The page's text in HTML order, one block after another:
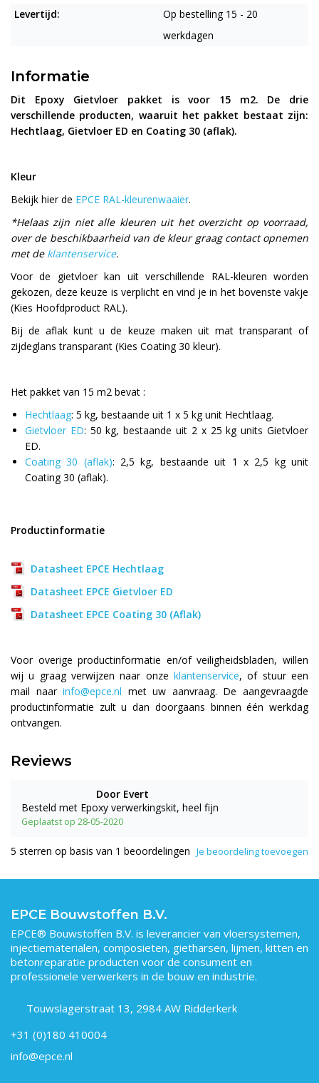
Levertijd:
Op bestelling 15 - 20
werkdagen
Informatie
Dit Epoxy Gietvloer pakket is voor 15 m2. De drie
verschillende producten, waaruit het pakket bestaat zijn:
Hechtlaag, Gietvloer ED en Coating 30 (aflak).
Kleur
Bekijk hier de EPCE RAL-kleurenwaaier.
*Helaas zijn niet alle kleuren uit het overzicht op voorraad,
over de beschikbaarheid van de kleur graag contact opnemen
met de klantenservice.
Voor de gietvloer kan uit verschillende RAL-kleuren worden
gekozen, deze keuze is verplicht en vind je in het bovenste vakje
(Kies Hoofdproduct RAL).
Bij de aflak kunt u de keuze maken uit mat transparant of
zijdeglans transparant (Kies Coating 30 kleur).
Het pakket van 15 m2 bevat :
Hechtlaag: 5 kg, bestaande uit 1 x 5 kg unit Hechtlaag.
Gietvloer ED: 50 kg, bestaande uit 2 x 25 kg units Gietvloer
ED.
Coating 30 (aflak): 2,5 kg, bestaande uit 1 x 2,5 kg unit
Coating 30 (aflak).
Productinformatie
Datasheet EPCE Hechtlaag
Datasheet EPCE Gietvloer ED
Datasheet EPCE Coating 30 (Aflak)
Voor overige productinformatie en/of veiligheidsbladen, willen
wij u graag verwijzen naar onze klantenservice, of stuur een
mail naarinfo@epce.nl met uw aanvraag. De aangevraagde
productinformatie zult u dan doorgaans binnen één werkdag
ontvangen.
Reviews
Door Evert
Besteld met Epoxy verwerkingskit, heel fijn
Geplaatst op 28-05-2020
Je beoordeling toevoegen
5 sterren op basis van 1 beoordelingen
EPCE Bouwstoffen B.V.
EPCE® Bouwstoffen B.V. is leverancier van vloersystemen,
injectiematerialen, composieten, gietharsen, lijmen, kitten en
betonreparatie producten voor de consument en
professionele verwerkers in de bouw en industrie.
Touwslagerstraat 13, 2984 AW Ridderkerk
+31 (0)180 410004
info@epce.nl